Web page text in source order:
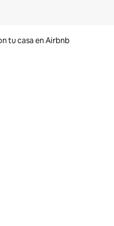
tu casa en Airbnb